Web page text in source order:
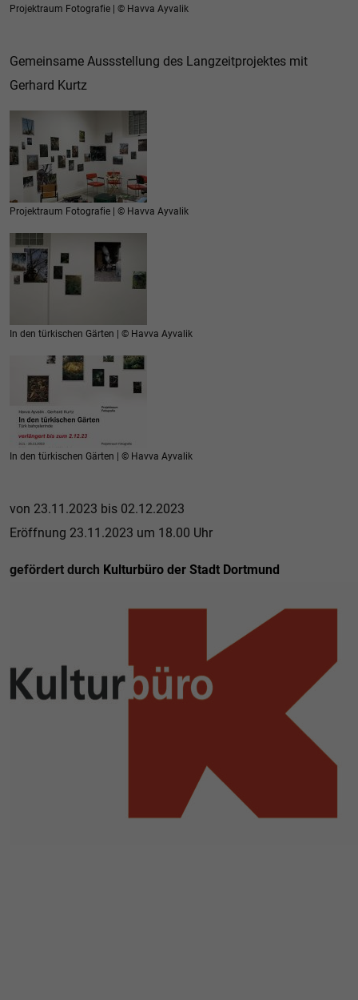
Projektraum Fotografie | © Havva Ayvalik
Gemeinsame Aussstellung des Langzeitprojektes mit
Gerhard Kurtz
Projektraum Fotografie | © Havva Ayvalik
In den türkischen Gärten | © Havva Ayvalik
In den türkischen Gärten | © Havva Ayvalik
von 23.11.2023 bis 02.12.2023
Eröffnung 23.11.2023 um 18.00 Uhr
gefördert durch Kulturbüro der Stadt Dortmund